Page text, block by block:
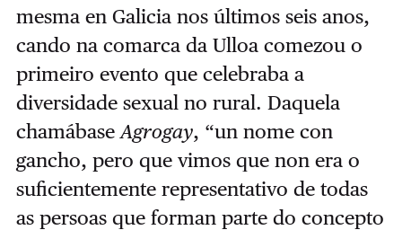
mesma en Galicia nos últimos seis anos,
cando na comarca da Ulloa comezou o
primeiro evento que celebraba a
diversidade sexual no rural. Daquela
chamábase Agrogay, “un nome con
gancho, pero que vimos que non era o
suficientemente representativo de todas
as persoas que forman parte do concepto